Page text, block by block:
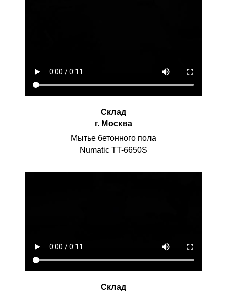
Склад
г. Москва
Мытье бетонного пола
Numatic TT-6650S
Склад